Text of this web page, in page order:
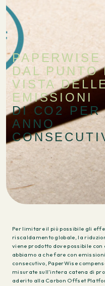
PAPERWISE
DAL PUNTO
VISTA
EMISSIONI
DI CO2 PER
ANNO
Per limitare il più possibile gli
riscaldamento globale, la
viene prodotto dove possibile
abbiamo a che fare con
consecutivo, PaperWise
misurate sull’intera catena di
aderito alla Carbon Offset